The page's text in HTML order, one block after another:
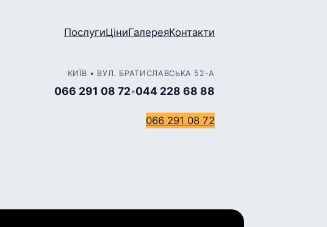
ПослугиЦіниГалереяКонтакти
КИЇВ • ВУЛ. БРАТИСЛАВСЬКА 52-А
066 291 08 72•044 228 68 88
066 291 08 72